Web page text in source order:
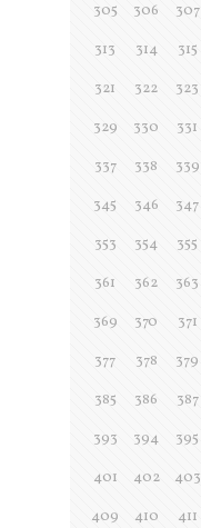
305
306 307
313
314 315
321
322 323
329
330 331
337
338 339
345
346 347
353
354 355
361
362 363
369
370 371
377
378 379
385
386 387
393
394 395
401
402 403
409
410 411